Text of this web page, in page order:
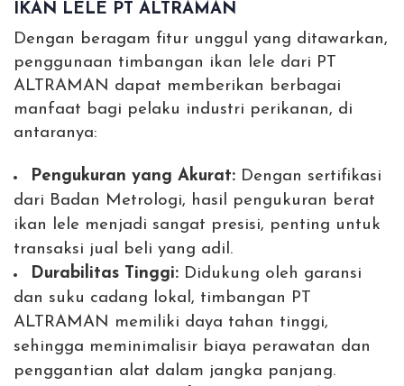
IKAN LELE PT ALTRAMAN
Dengan beragam fitur unggul yang ditawarkan,
penggunaan timbangan ikan lele dari PT
ALTRAMAN dapat memberikan berbagai
manfaat bagi pelaku industri perikanan, di
antaranya:
Pengukuran yang Akurat: Dengan sertifikasi
dari Badan Metrologi, hasil pengukuran berat
ikan lele menjadi sangat presisi, penting untuk
transaksi jual beli yang adil.
Durabilitas Tinggi: Didukung oleh garansi
dan suku cadang lokal, timbangan PT
ALTRAMAN memiliki daya tahan tinggi,
sehingga meminimalisir biaya perawatan dan
penggantian alat dalam jangka panjang.